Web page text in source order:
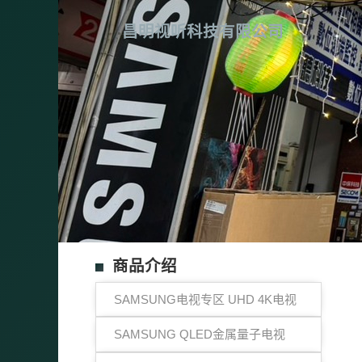
昌明视听科技有限公司
商品介绍
SAMSUNG电视专区 UHD 4K电视
SAMSUNG QLED金属量子电视